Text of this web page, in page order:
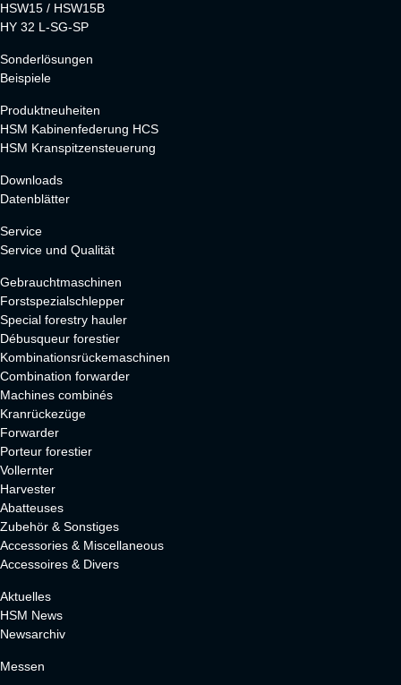
HSW15 / HSW15B
HY 32 L-SG-SP
Sonderlösungen
Beispiele
Produktneuheiten
HSM Kabinenfederung HCS
HSM Kranspitzensteuerung
Downloads
Datenblätter
Service
Service und Qualität
Gebrauchtmaschinen
Forstspezialschlepper
Special forestry hauler
Débusqueur forestier
Kombinationsrückemaschinen
Combination forwarder
Machines combinés
Kranrückezüge
Forwarder
Porteur forestier
Vollernter
Harvester
Abatteuses
Zubehör & Sonstiges
Accessories & Miscellaneous
Accessoires & Divers
Aktuelles
HSM News
Newsarchiv
Messen